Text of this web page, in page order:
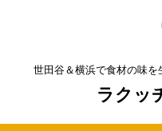
世田谷＆横浜で食材の味
ラクッ